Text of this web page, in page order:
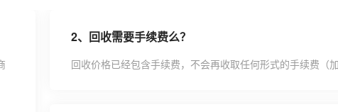
2、 回收需要手续费么？
回收价格已经包含手续费，不会再收取任何形式的手续费（